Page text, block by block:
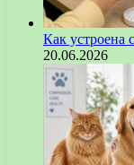
Как устроена
20.06.2026